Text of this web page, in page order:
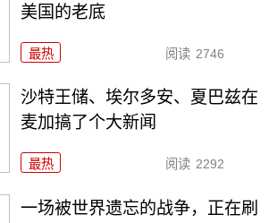
美国的老底
最热 阅读 2746
沙特王储、埃尔多安、夏巴兹在
麦加搞了个大新闻
最热 阅读 2292
一场被世界遗忘的战争，正在刷